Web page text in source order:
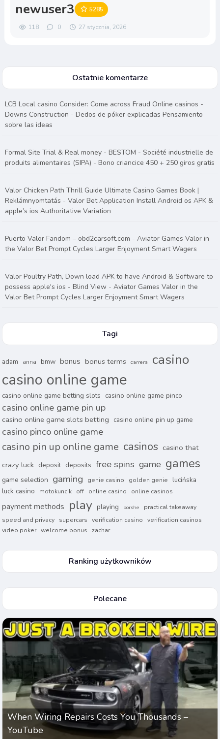
newuser3 5285
118 0 27 stycznia, 2026
Ostatnie komentarze
LCB Local casino Consider: Come across Fraud Online casinos -
Downs Construction -Dedos de póker explicadas Pensamiento
sobre las ideas
Formal Site Trial & Real money - BESTOM - Société industrielle de
produits alimentaires (SIPA) -Bono criancice 450 + 250 giros gratis
Valor Chicken Path Thrill Guide Ultimate Casino Games Book |
Reklámnyomtatás -Valor Bet Application Install Android os APK &
apple’s ios Authoritative Variation
Puerto Valor Fandom – obd2carsoft.com -Aviator Games Valor in
the Valor Bet Prompt Cycles Larger Enjoyment Smart Wagers
Valor Poultry Path, Down load APK to have Android & Software to
possess apple's ios - Blind View -Aviator Games Valor in the
Valor Bet Prompt Cycles Larger Enjoyment Smart Wagers
Tagi
adam anna bmw bonus bonus terms carrera casino
casino online game
casino online game betting slots casino online game pinco
casino online game pin up
casino online game slots betting casino online pin up game
casino pinco online game
casino pin up online game casinos casino that
crazy luck deposit deposits free spins game games
game selection gaming genie casino golden genie
lucińska
luck casino
motokuncik off online casino online casinos
payment methods play playing porshe
practical takeaway
speed and privacy
supercars verification casino
verification casinos
video poker welcome bonus zachar
Ranking użytkowników
Polecane
When Wiring Repairs Costs You Thousands –
YouTube